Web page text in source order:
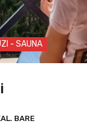
- SAUNA
BARE